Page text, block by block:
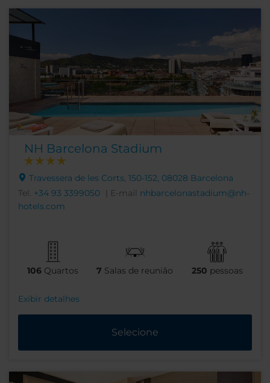
NH Barcelona Stadium
Travessera de les Corts, 150-152, 08028 Barcelona
Tel. +34 93 3399050 | E-mail nhbarcelonastadium@nh-
hotels.com
106 Quartos 7 Salas de reunião 250 pessoas
Exibir detalhes
Selecione